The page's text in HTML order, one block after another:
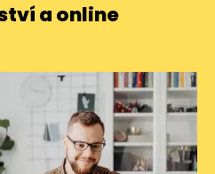
a online